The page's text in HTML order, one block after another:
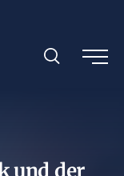
und der